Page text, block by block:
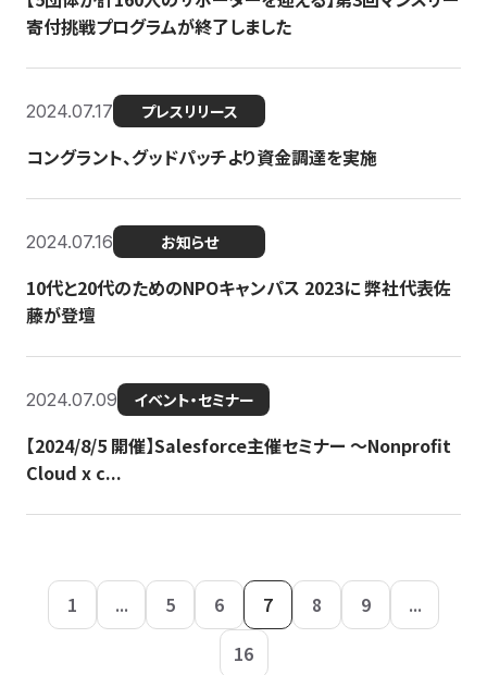
寄付挑戦プログラムが終了しました
2024.07.17 プレスリリース
コングラント、グッドパッチより資金調達を実施
2024.07.16 お知らせ
10代と20代のためのNPOキャンパス 2023に 弊社代表佐
藤が登壇
2024.07.09 イベント・セミナー
【2024/8/5 開催】Salesforce主催セミナー 〜Nonprofit
Cloud x c...
1 ... 5 6 7 8 9
...
16